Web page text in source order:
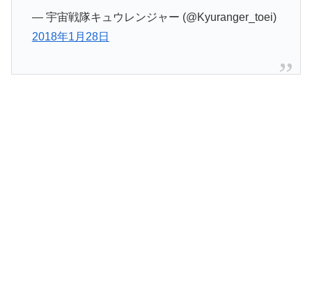
— 宇宙戦隊キュウレンジャー (@Kyuranger_toei)
2018年1月28日